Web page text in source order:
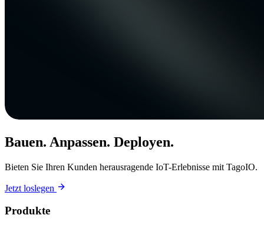
Bauen. Anpassen. Deployen.
Bieten Sie Ihren Kunden herausragende IoT-Erlebnisse mit TagoIO.
Jetzt loslegen
Produkte